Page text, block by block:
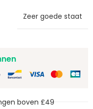
Zeer goede staat
boven £49